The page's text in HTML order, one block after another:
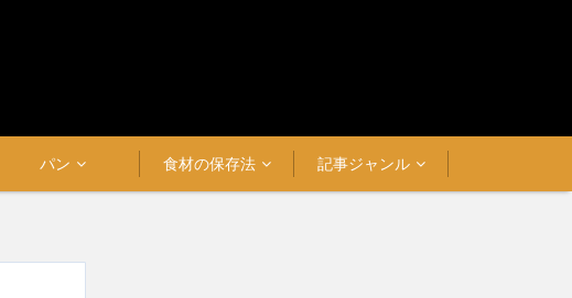
パン 食材の保存法 記事ジャンル